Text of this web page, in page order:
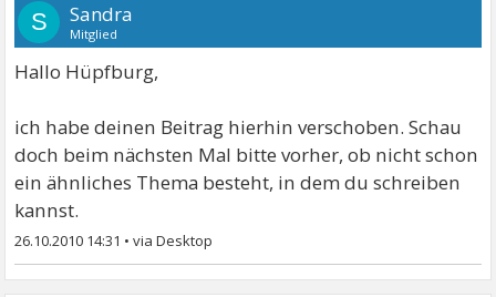
S Sandra
Mitglied
Hallo Hüpfburg,
ich habe deinen Beitrag hierhin verschoben. Schau
doch beim nächsten Mal bitte vorher, ob nicht schon
ein ähnliches Thema besteht, in dem du schreiben
kannst.
26.10.2010 14:31 •